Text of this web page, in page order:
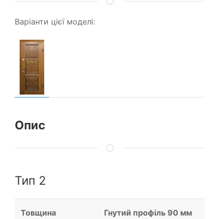
Варіанти цієї моделі:
Опис
Тип 2
Товщина
Гнутий профіль 90 мм